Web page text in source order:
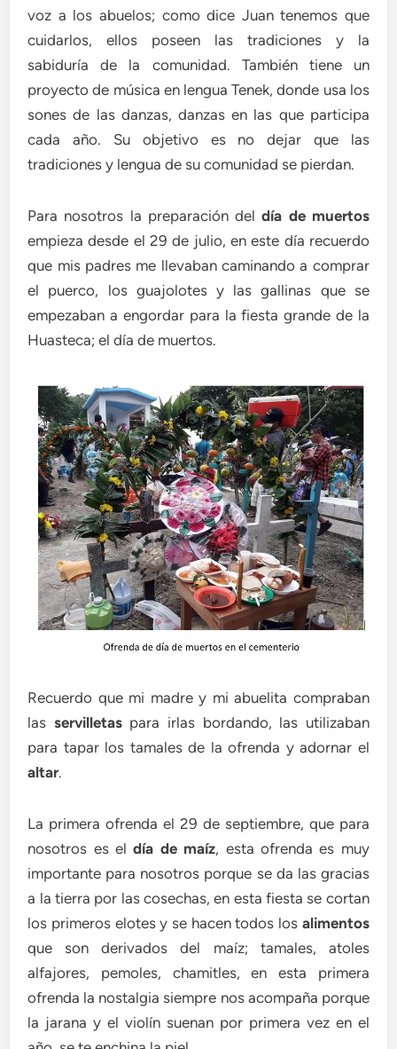
voz a los abuelos; como dice Juan tenemos que
cuidarlos, ellos poseen las tradiciones y la
sabiduría de la comunidad. También tiene un
proyecto de música en lengua Tenek, donde usa los
sones de las danzas, danzas en las que participa
cada año. Su objetivo es no dejar que las
tradiciones y lengua de su comunidad se pierdan.
Para nosotros la preparación deldía de muertos
empieza desde el 29 de julio, en este día recuerdo
que mis padres me llevaban caminando a comprar
el puerco, los guajolotes y las gallinas que se
empezaban a engordar para la fiesta grande de la
Huasteca; el día de muertos.
Recuerdo que mi madre y mi abuelita compraban
las servilletaspara irlas bordando, las utilizaban
para tapar los tamales de la ofrenda y adornar el
altar.
La primera ofrenda el 29 de septiembre, que para
nosotros es eldía de maíz, esta ofrenda es muy
importante para nosotros porque se da las gracias
a la tierra por las cosechas, en esta fiesta se cortan
los primeros elotes y se hacen todos los alimentos
que son derivados del maíz; tamales, atoles
alfajores, pemoles, chamitles, en esta primera
ofrenda la nostalgia siempre nos acompaña porque
la jarana y el violín suenan por primera vez en el